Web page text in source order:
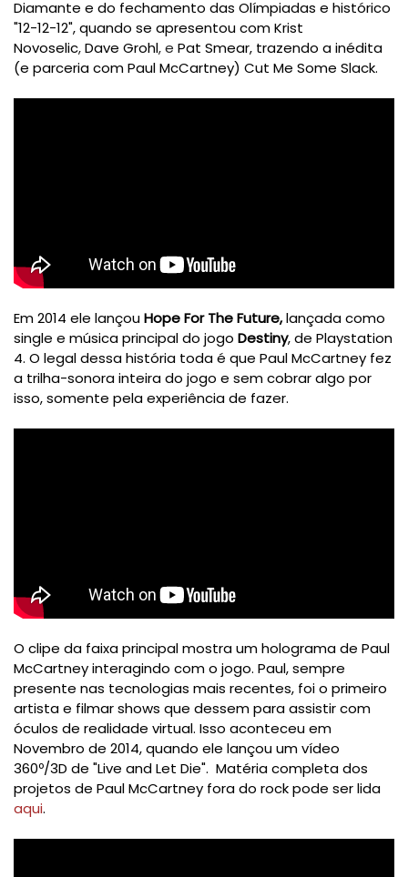
Diamante e do fechamento das Olímpiadas e histórico
"12-12-12", quando se apresentou comKrist
Novoselic,Dave Grohl, e Pat Smear, trazendo a inédita
(e parceria com Paul McCartney) Cut Me Some Slack.
Em 2014 ele lançouHope For The Future,lançada como
single e música principal do jogo Destiny, de Playstation
4. O legal dessa história toda é que Paul McCartney fez
a trilha-sonora inteira do jogo e sem cobrar algo por
isso, somente pela experiência de fazer.
O clipe da faixa principal mostra um holograma de Paul
McCartney interagindo com o jogo. Paul, sempre
presente nas tecnologias mais recentes, foi o primeiro
artista e filmar shows que dessem para assistir com
óculos de realidade virtual. Isso aconteceu em
Novembro de 2014, quando ele lançou um vídeo
360º/3D de "Live and Let Die". Matéria completa dos
projetos de Paul McCartney fora do rock pode ser lida
aqui.